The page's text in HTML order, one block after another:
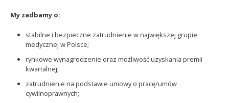
My zadbamy o:
stabilne i bezpieczne zatrudnienie w największej grupie
medycznej w Polsce;
rynkowe wynagrodzenie oraz możliwość uzyskania premii
kwartalnej;
zatrudnienie na podstawie umowy o pracę/umów
cywilnoprawnych;